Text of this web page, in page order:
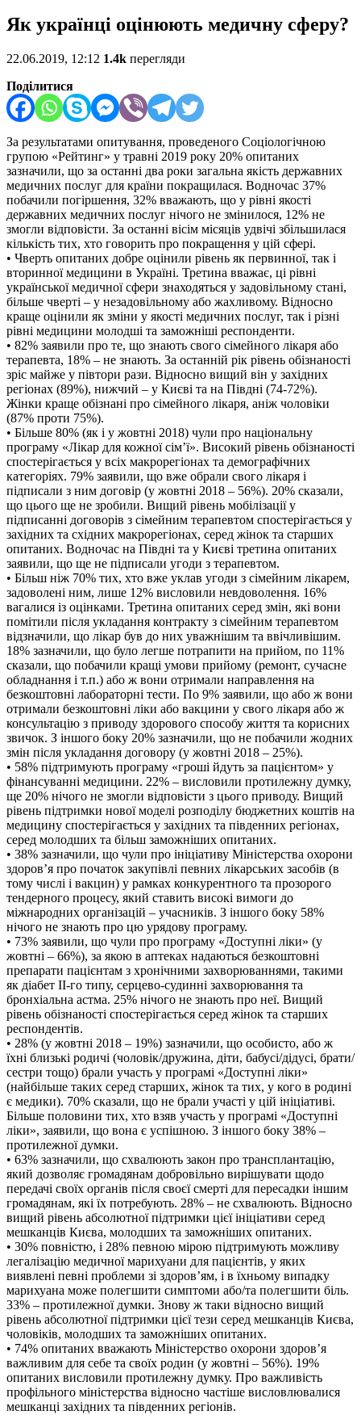
Як українці оцінюють медичну сферу?
22.06.2019, 12:12 1.4k перегляди
Поділитися
За результатами опитування, проведеного Соціологічною
групою «Рейтинг» у травні 2019 року 20% опитаних
зазначили, що за останні два роки загальна якість державних
медичних послуг для країни покращилася. Водночас 37%
побачили погіршення, 32% вважають, що у рівні якості
державних медичних послуг нічого не змінилося, 12% не
змогли відповісти. За останні вісім місяців удвічі збільшилася
кількість тих, хто говорить про покращення у цій сфері.
• Чверть опитаних добре оцінили рівень як первинної, так і
вторинної медицини в Україні. Третина вважає, ці рівні
української медичної сфери знаходяться у задовільному стані,
більше чверті – у незадовільному або жахливому. Відносно
краще оцінили як зміни у якості медичних послуг, так і різні
рівні медицини молодші та заможніші респонденти.
• 82% заявили про те, що знають свого сімейного лікаря або
терапевта, 18% – не знають. За останній рік рівень обізнаності
зріс майже у півтори рази. Відносно вищий він у західних
регіонах (89%), нижчий – у Києві та на Півдні (74-72%).
Жінки краще обізнані про сімейного лікаря, аніж чоловіки
(87% проти 75%).
• Більше 80% (як і у жовтні 2018) чули про національну
програму «Лікар для кожної сім’ї». Високий рівень обізнаності
спостерігається у всіх макрорегіонах та демографічних
категоріях. 79% заявили, що вже обрали свого лікаря і
підписали з ним договір (у жовтні 2018 – 56%). 20% сказали,
що цього ще не зробили. Вищий рівень мобілізації у
підписанні договорів з сімейним терапевтом спостерігається у
західних та східних макрорегіонах, серед жінок та старших
опитаних. Водночас на Півдні та у Києві третина опитаних
заявили, що ще не підписали угоди з терапевтом.
• Більш ніж 70% тих, хто вже уклав угоди з сімейним лікарем,
задоволені ним, лише 12% висловили невдоволення. 16%
вагалися із оцінками. Третина опитаних серед змін, які вони
помітили після укладання контракту з сімейним терапевтом
відзначили, що лікар був до них уважнішим та ввічливішим.
18% зазначили, що було легше потрапити на прийом, по 11%
сказали, що побачили кращі умови прийому (ремонт, сучасне
обладнання і т.п.) або ж вони отримали направлення на
безкоштовні лабораторні тести. По 9% заявили, що або ж вони
отримали безкоштовні ліки або вакцини у свого лікаря або ж
консультацію з приводу здорового способу життя та корисних
звичок. З іншого боку 20% зазначили, що не побачили жодних
змін після укладання договору (у жовтні 2018 – 25%).
• 58% підтримують програму «гроші йдуть за пацієнтом» у
фінансуванні медицини. 22% – висловили протилежну думку,
ще 20% нічого не змогли відповісти з цього приводу. Вищий
рівень підтримки нової моделі розподілу бюджетних коштів на
медицину спостерігається у західних та південних регіонах,
серед молодших та більш заможніших опитаних.
• 38% зазначили, що чули про ініціативу Міністерства охорони
здоров’я про початок закупівлі певних лікарських засобів (в
тому числі і вакцин) у рамках конкурентного та прозорого
тендерного процесу, який ставить високі вимоги до
міжнародних організацій – учасників. З іншого боку 58%
нічого не знають про цю урядову програму.
• 73% заявили, що чули про програму «Доступні ліки» (у
жовтні – 66%), за якою в аптеках надаються безкоштовні
препарати пацієнтам з хронічними захворюваннями, такими
як діабет II-го типу, серцево-судинні захворювання та
бронхіальна астма. 25% нічого не знають про неї. Вищий
рівень обізнаності спостерігається серед жінок та старших
респондентів.
• 28% (у жовтні 2018 – 19%) зазначили, що особисто, або ж
їхні близькі родичі (чоловік/дружина, діти, бабусі/дідусі, брати/
сестри тощо) брали участь у програмі «Доступні ліки»
(найбільше таких серед старших, жінок та тих, у кого в родині
є медики). 70% сказали, що не брали участі у цій ініціативі.
Більше половини тих, хто взяв участь у програмі «Доступні
ліки», заявили, що вона є успішною. З іншого боку 38% –
протилежної думки.
• 63% зазначили, що схвалюють закон про трансплантацію,
який дозволяє громадянам добровільно вирішувати щодо
передачі своїх органів після своєї смерті для пересадки іншим
громадянам, які їх потребують. 28% – не схвалюють. Відносно
вищий рівень абсолютної підтримки цієї ініціативи серед
мешканців Києва, молодших та заможніших опитаних.
• 30% повністю, і 28% певною мірою підтримують можливу
легалізацію медичної марихуани для пацієнтів, у яких
виявлені певні проблеми зі здоров’ям, і в їхньому випадку
марихуана може полегшити симптоми або/та полегшити біль.
33% – протилежної думки. Знову ж таки відносно вищий
рівень абсолютної підтримки цієї тези серед мешканців Києва,
чоловіків, молодших та заможніших опитаних.
• 74% опитаних вважають Міністерство охорони здоров’я
важливим для себе та своїх родин (у жовтні – 56%). 19%
опитаних висловили протилежну думку. Про важливість
профільного міністерства відносно частіше висловлювалися
мешканці західних та південних регіонів.